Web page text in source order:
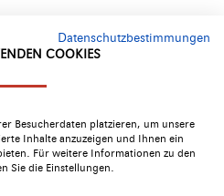
Datenschutzbestimmungen
COOKIES
Besucherdaten platzieren, um unsere
Inhalte anzuzeigen und Ihnen ein
Für weitere Informationen zu den
Sie die Einstellungen.